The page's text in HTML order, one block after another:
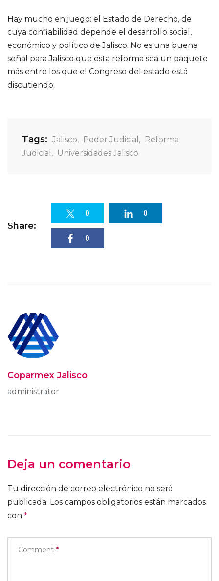
Hay mucho en juego: el Estado de Derecho, de
cuya confiabilidad depende el desarrollo social,
económico y político de Jalisco. No es una buena
señal para Jalisco que esta reforma sea un paquete
más entre los que el Congreso del estado está
discutiendo.
Tags: Jalisco, Poder Judicial , Reforma
Judicial , Universidades Jalisco
Share:
0 0
0
Coparmex Jalisco
administrator
Deja un comentario
Tu dirección de correo electrónico no será
publicada. Los campos obligatorios están marcados
con *
Comment *